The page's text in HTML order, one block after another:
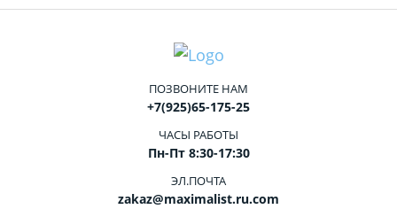
ПОЗВОНИТЕ НАМ
+7(925)65-175-25
ЧАСЫ РАБОТЫ
Пн-Пт 8:30-17:30
ЭЛ.ПОЧТА
zakaz@maximalist.ru.com